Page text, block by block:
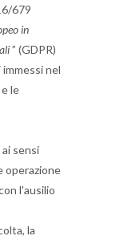
679
in
” (GDPR)
nel
le
sensi
operazione
l'ausilio
la